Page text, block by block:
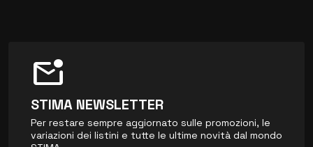
mark_email_unread
STIMA NEWSLETTER
Per restare sempre aggiornato sulle promozioni, le
variazioni dei listini e tutte le ultime novità dal mondo